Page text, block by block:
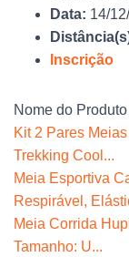
Data: 14/
Inscrição
Nome do Produto
Kit 2 Pares
Trekking Cool...
Meia Esportiva
Respirável,
Meia Corrida
Tamanho: U...